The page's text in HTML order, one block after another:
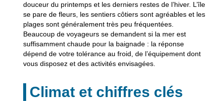
douceur du printemps et les derniers restes de l’hiver. L’île
se pare de fleurs, les sentiers côtiers sont agréables et les
plages sont généralement très peu fréquentées.
Beaucoup de voyageurs se demandent si la mer est
suffisamment chaude pour la baignade : la réponse
dépend de votre tolérance au froid, de l’équipement dont
vous disposez et des activités envisagées.
Climat et chiffres clés